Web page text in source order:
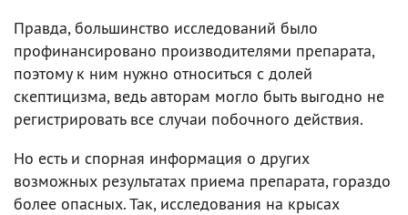
Правда, большинство исследований было
профинансировано производителями препарата,
поэтому к ним нужно относиться с долей
скептицизма, ведь авторам могло быть выгодно не
регистрировать все случаи побочного действия.
Но есть и спорная информация о других
возможных результатах приема препарата, гораздо
более опасных. Так, исследования на крысах